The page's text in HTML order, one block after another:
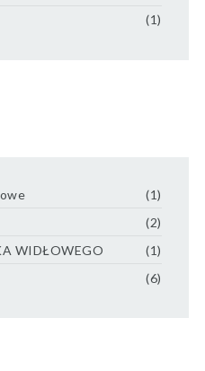
(1)
(1)
(2)
WIDŁOWEGO
(1)
(6)